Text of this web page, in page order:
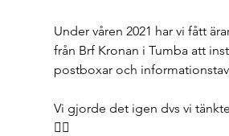
Under våren 2021 har vi fått
från Brf Kronan i Tumba att
postboxar och
Vi gjorde det igen dvs vi
👌🏻